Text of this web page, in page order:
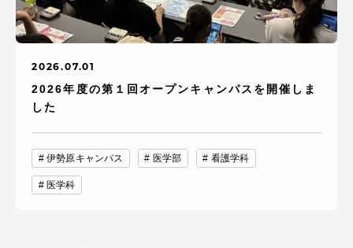
2026.07.01
2026年度の第１回オープンキャンパスを開催しま
した
伊勢原キャンパス 医学部 看護学科
医学科